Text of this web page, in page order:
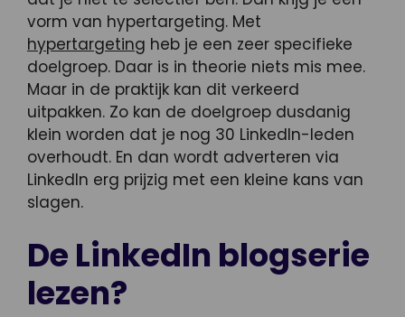
vorm van hypertargeting. Met
hypertargeting heb je een zeer specifieke
doelgroep. Daar is in theorie niets mis mee.
Maar in de praktijk kan dit verkeerd
uitpakken. Zo kan de doelgroep dusdanig
klein worden dat je nog 30 LinkedIn-leden
overhoudt. En dan wordt adverteren via
LinkedIn erg prijzig met een kleine kans van
slagen.
De LinkedIn blogserie
lezen?